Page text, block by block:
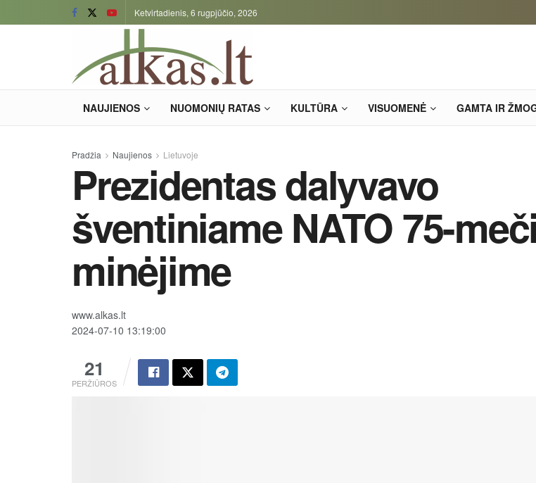
Ketvirtadienis, 6 rugpjūčio, 2026
NAUJIENOS NUOMONIŲ RATAS KULTŪRA VISUOMENĖ GAMTA IR
Pradžia Naujienos Lietuvoje
Prezidentas dalyvavo
šventiniame NATO 75-
minėjime
www.alkas.lt
2024-07-10 13:19:00
21
PERŽIŪROS